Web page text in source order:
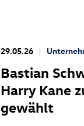
29.05.26
Bastian
Harry Kane
gewählt